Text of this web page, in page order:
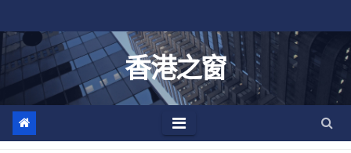
至
香港之窗